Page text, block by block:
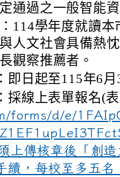
通過之一般智能
114學年度就讀
人文社會具備熱
觀察推薦者。
即日起至115年6
採線上表單報名(
forms/d/e/
上傳核章後「創
續，每校至多五名